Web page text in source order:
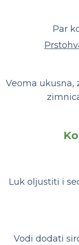
Par
Veoma ukusna,
Luk oljustiti i
Vodi dodati